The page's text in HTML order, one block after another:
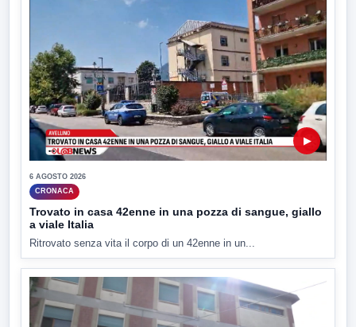
▶
6 AGOSTO 2026
CRONACA
Trovato in casa 42enne in una pozza di sangue, giallo
a viale Italia
Ritrovato senza vita il corpo di un 42enne in un...